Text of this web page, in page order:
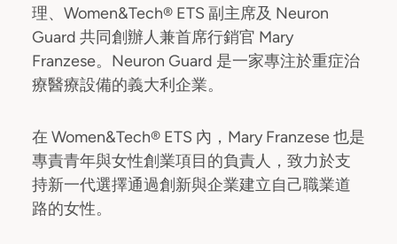
理、Women&Tech® ETS 副主席及 Neuron
Guard 共同創辦人兼首席行銷官 Mary
Franzese。Neuron Guard 是一家專注於重症治
療醫療設備的義大利企業。
在 Women&Tech® ETS 內，Mary Franzese 也是
專責青年與女性創業項目的負責人，致力於支
持新一代選擇通過創新與企業建立自己職業道
路的女性。